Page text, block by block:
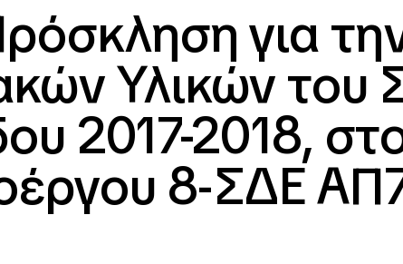
για
Υλικών
2017-2018,
8-ΣΔΕ